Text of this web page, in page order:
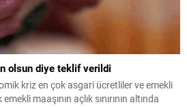
olsun diye teklif verildi
kriz en çok asgari ücretliler ve emekli
maaşının açlık sınırının altında